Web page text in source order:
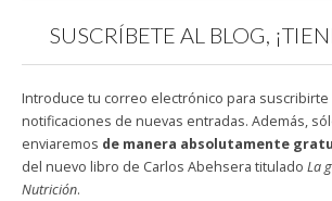
SUSCRÍBETE AL BLOG,
Introduce tu correo electrónico para suscribirte
notificaciones de nuevas entradas. Además,
enviaremos de manera absolutamente
del nuevo libro de Carlos Abehsera titulado La
Nutrición.